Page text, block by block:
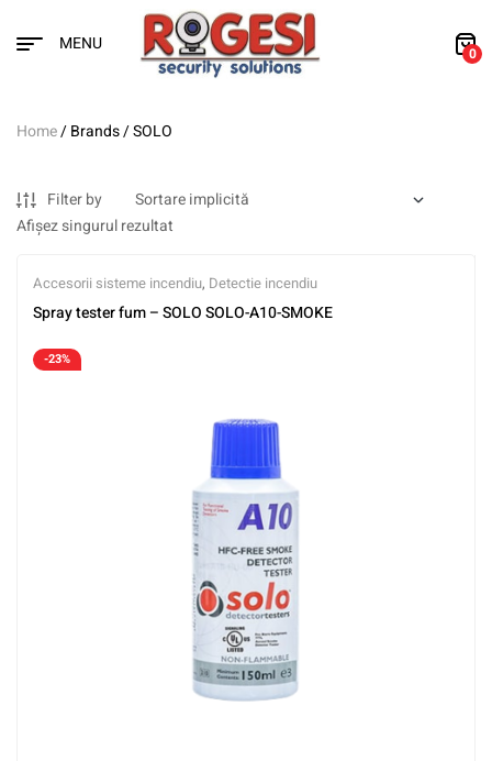
MENU 0
Home/ Brands / SOLO
Filter by
Afișez singurul rezultat
Accesorii sisteme incendiu, Detectie incendiu
Spray tester fum – SOLO SOLO-A10-SMOKE
-23%